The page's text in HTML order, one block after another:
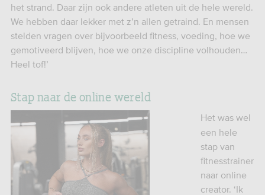
het strand. Daar zijn ook andere atleten uit de hele wereld.
We hebben daar lekker met z’n allen getraind. En mensen
stelden vragen over bijvoorbeeld fitness, voeding, hoe we
gemotiveerd blijven, hoe we onze discipline volhouden…
Heel tof!’
Stap naar de online wereld
Het was wel
een hele
stap van
fitnesstrainer
naar online
creator. ‘Ik